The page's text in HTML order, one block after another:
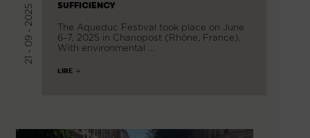
21 - 09 - 2025
SUFFICIENCY
The Aqueduc Festival took place on June
6–7, 2025 in Chanopost (Rhône, France).
With environmental …
LIRE